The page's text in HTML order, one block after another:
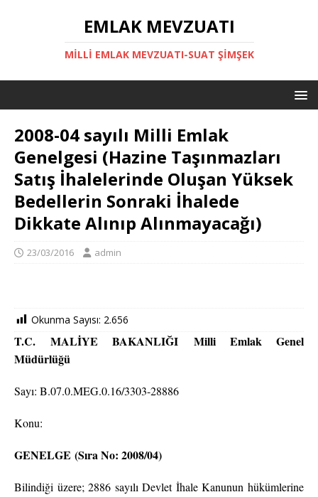
EMLAK MEVZUATI
MILLI EMLAK MEVZUATI-SUAT ŞİMŞEK
2008-04 sayılı Milli Emlak
Genelgesi (Hazine Taşınmazları
Satış İhalelerinde Oluşan Yüksek
Bedellerin Sonraki İhalede
Dikkate Alınıp Alınmayacağı)
23/03/2016 admin
Okunma Sayısı: 2.656
T.C.MALİYE BAKANLIĞI Milli Emlak Genel
Müdürlüğü
Sayı: B.07.0.MEG.0.16/3303-28886
Konu:
GENELGE (Sıra No: 2008/04)
Bilindiği üzere; 2886 sayılı Devlet İhale Kanunun hükümlerine